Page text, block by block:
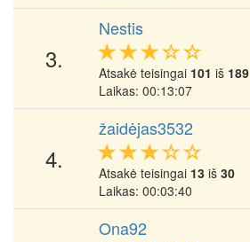
3.
Nestis
Atsakė teisingai 101 iš 189
Laikas: 00:13:07
4.
žaidėjas3532
Atsakė teisingai 13 iš 30
Laikas: 00:03:40
Ona92